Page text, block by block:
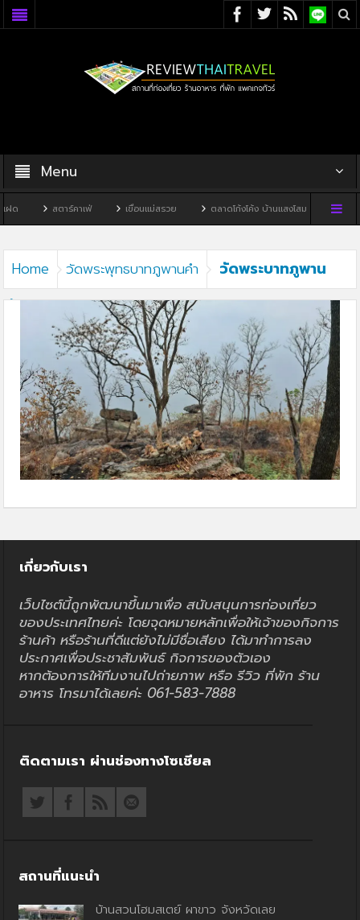
Menu
ด สตาร์คาเฟ่ เขื่อนแม่สรวย ตลาดโก้งโค้ง บ้านแสงโสม ทิวผาค
Home วัดพระพุทธบาทภูพานคำ
วัดพระบาทภูพาน
คำ-06
เกี่ยวกับเรา
เว็บไซต์นี้ถูกพัฒนาขึ้นมาเพื่อ สนับสนุนการท่องเที่ยว
ของประเทศไทยค่ะ โดยจุดหมายหลักเพื่อให้เจ้าของกิจการ
ร้านค้า หรือร้านที่ดีแต่ยังไม่มีชื่อเสียง ได้มาทำการลง
ประกาศเพื่อประชาสัมพันธ์ กิจการของตัวเอง
หากต้องการให้ทีมงานไปถ่ายภาพ หรือ รีวิว ที่พัก ร้าน
อาหาร โทรมาได้เลยค่ะ 061-583-7888
ติดตามเรา ผ่านช่องทางโซเชียล
สถานที่แนะนำ
บ้านสวนโฮมสเตย์ ผาขาว จังหวัดเลย